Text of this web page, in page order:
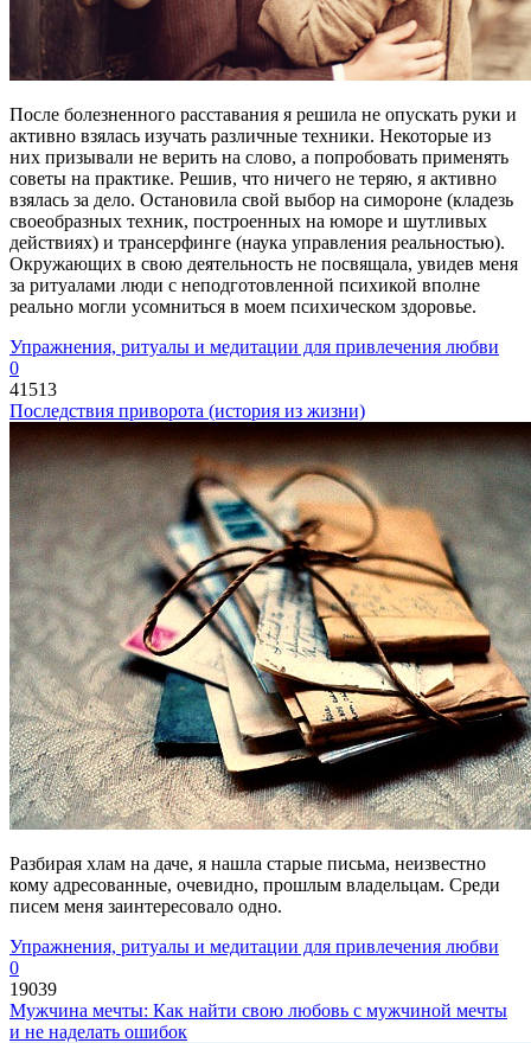
После болезненного расставания я решила не опускать руки и
активно взялась изучать различные техники. Некоторые из
них призывали не верить на слово, а попробовать применять
советы на практике. Решив, что ничего не теряю, я активно
взялась за дело. Остановила свой выбор на симороне (кладезь
своеобразных техник, построенных на юморе и шутливых
действиях) и трансерфинге (наука управления реальностью).
Окружающих в свою деятельность не посвящала, увидев меня
за ритуалами люди с неподготовленной психикой вполне
реально могли усомниться в моем психическом здоровье.
Упражнения, ритуалы и медитации для привлечения любви
0
41513
Последствия приворота (история из жизни)
Разбирая хлам на даче, я нашла старые письма, неизвестно
кому адресованные, очевидно, прошлым владельцам. Среди
писем меня заинтересовало одно.
Упражнения, ритуалы и медитации для привлечения любви
0
19039
Мужчина мечты: Как найти свою любовь с мужчиной мечты
и не наделать ошибок